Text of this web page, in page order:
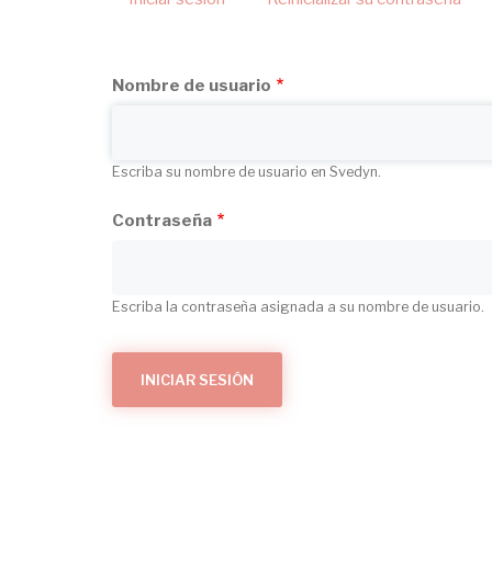
Nombre de usuario
Escriba su nombre de usuario en Svedyn.
Contraseña
Escriba la contraseña asignada a su nombre de usuario.